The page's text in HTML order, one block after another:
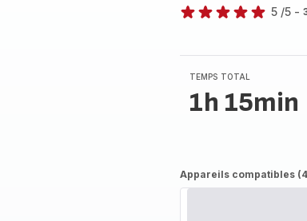
étoiles
(moyenne)
5 /5 -
TEMPS TOTAL
1h 15min
Appareils compatibles